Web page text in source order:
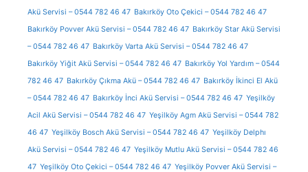
Akü Servisi – 0544 782 46 47 Bakırköy Oto Çekici – 0544 782 46 47
Bakırköy Povver Akü Servisi – 0544 782 46 47 Bakırköy Star Akü Servisi
– 0544 782 46 47 Bakırköy Varta Akü Servisi – 0544 782 46 47
Bakırköy Yiğit Akü Servisi – 0544 782 46 47 Bakırköy Yol Yardım – 0544
782 46 47 Bakırköy Çıkma Akü – 0544 782 46 47 Bakırköy İkinci El Akü
– 0544 782 46 47 Bakırköy İnci Akü Servisi – 0544 782 46 47 Yeşilköy
Acil Akü Servisi – 0544 782 46 47 Yeşilköy Agm Akü Servisi – 0544 782
46 47 Yeşilköy Bosch Akü Servisi – 0544 782 46 47 Yeşilköy Delphı
Akü Servisi – 0544 782 46 47 Yeşilköy Mutlu Akü Servisi – 0544 782 46
47 Yeşilköy Oto Çekici – 0544 782 46 47 Yeşilköy Povver Akü Servisi –